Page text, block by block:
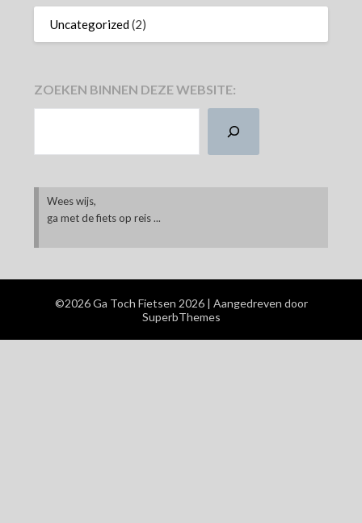
Uncategorized(2)
ZOEKEN BINNEN DEZE WEBSITE:
Wees wijs,
ga met de fiets op reis ...
©2026 Ga Toch Fietsen 2026 | Aangedreven door
SuperbThemes